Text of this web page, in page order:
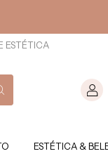
LINHA
ESTÉTICA
ESTÉTICA &